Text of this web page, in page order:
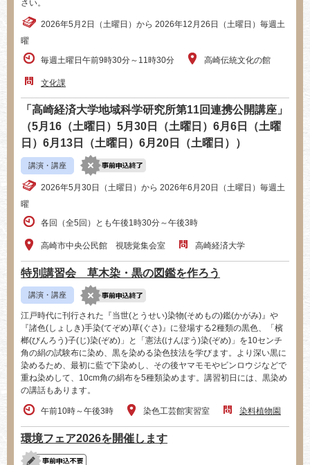
さい。
2026年5月2日（土曜日）から 2026年12月26日（土曜日）毎週土
曜
毎週土曜日午前9時30分～11時30分
高崎伝統文化の館
文化課
「高崎経済大学地域科学研究所第11回連携公開講座」
（5月16（土曜日）5月30日（土曜日）6月6日（土曜
日）6月13日（土曜日）6月20日（土曜日））
講演・講座
2026年5月30日（土曜日）から 2026年6月20日（土曜日）毎週土
曜
各回（全5回）とも午後1時30分～午後3時
高崎市中央公民館 視聴覚集会室 高崎経済大学
特別講習会 草木染・黒の図鑑を作ろう
講演・講座
江戸時代に刊行された『当世(とうせい)染物(そめもの)鑑(かがみ)』や
『諸色(しょしき)手染(てぞめ)草(ぐさ)』に登場する2種類の黒色、「檳
榔(びんろう)子(じ)染(ぞめ)」と「憲法(けんぽう)染(ぞめ)」を10センチ
角の絹の試験布に染め、黒を染める染色技法を学びます。より深い黒に
染めるため、最初に藍で下染めし、その後ヤマモモやビンロウジなどで
重ね染めして、10cm角の絹布を5種類染めます。講習初日には、黒染め
の講話もあります。
午前10時～午後3時 染色工芸館実習室 染料植物園
環境フェア2026を開催します